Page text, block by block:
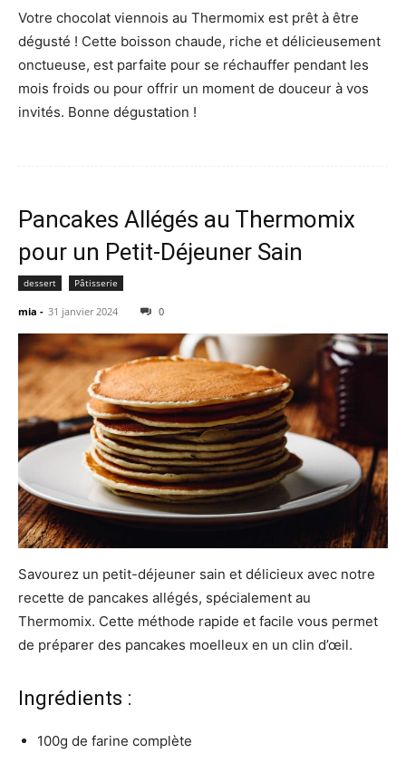
Votre chocolat viennois au Thermomix est prêt à être
dégusté ! Cette boisson chaude, riche et délicieusement
onctueuse, est parfaite pour se réchauffer pendant les
mois froids ou pour offrir un moment de douceur à vos
invités. Bonne dégustation !
Pancakes Allégés au Thermomix
pour un Petit-Déjeuner Sain
dessert Pâtisserie
mia - 31 janvier 2024 0
Savourez un petit-déjeuner sain et délicieux avec notre
recette de pancakes allégés, spécialement au
Thermomix. Cette méthode rapide et facile vous permet
de préparer des pancakes moelleux en un clin d’œil.
Ingrédients :
100g de farine complète